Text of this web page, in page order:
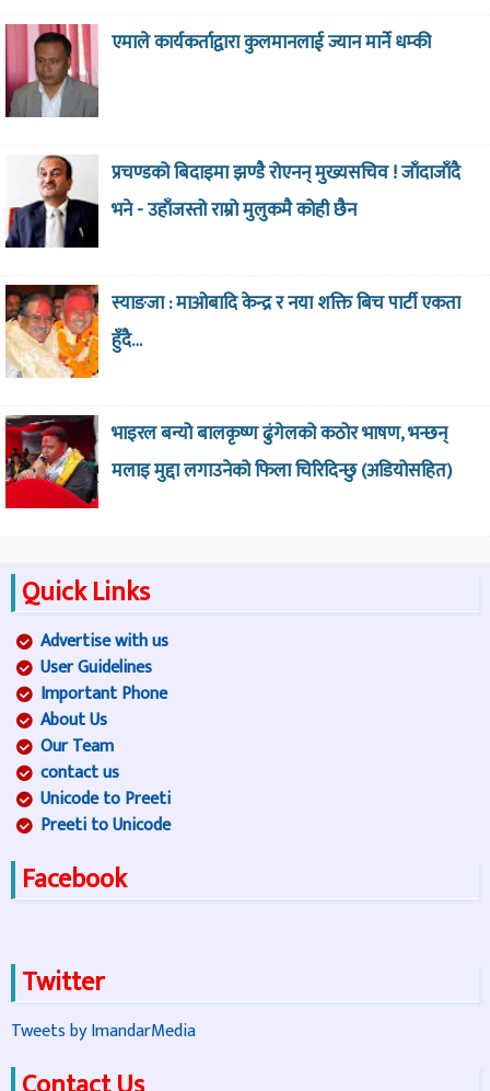
एमाले कार्यकर्ताद्वारा कुलमानलाई ज्यान मार्ने धम्की
प्रचण्डको बिदाइमा झण्डै रोएनन् मुख्यसचिव ! जाँदाजाँदै
भने - उहाँजस्तो राम्रो मुलुकमै कोही छैन
स्याङजा : माओबादि केन्द्र र नया शक्ति बिच पार्टी एकता
हुँदै…
भाइरल बन्यो बालकृष्ण ढुंगेलको कठोर भाषण, भन्छन्
मलाइ मुद्दा लगाउनेको फिला चिरिदिन्छु (अडियोसहित)
Quick Links
Advertise with us
User Guidelines
Important Phone
About Us
Our Team
contact us
Unicode to Preeti
Preeti to Unicode
Facebook
Twitter
Tweets by ImandarMedia